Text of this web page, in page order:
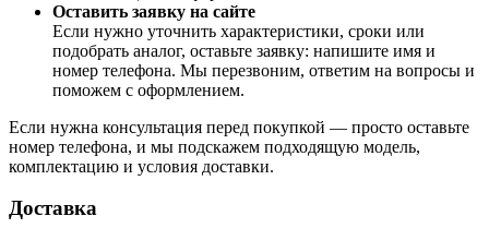
Оставить заявку на сайте
Если нужно уточнить характеристики, сроки или
подобрать аналог, оставьте заявку: напишите имя и
номер телефона. Мы перезвоним, ответим на вопросы и
поможем с оформлением.
Если нужна консультация перед покупкой — просто оставьте
номер телефона, и мы подскажем подходящую модель,
комплектацию и условия доставки.
Доставка